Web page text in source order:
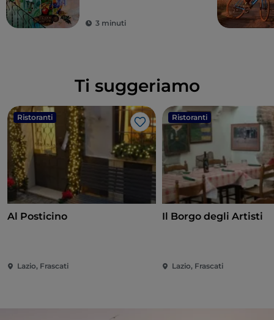
3 minuti
Ti suggeriamo
Ristoranti
Like
Al Posticino
Lazio, Frascati
Ristoranti
Il Borgo degli Artisti
Lazio, Frascati